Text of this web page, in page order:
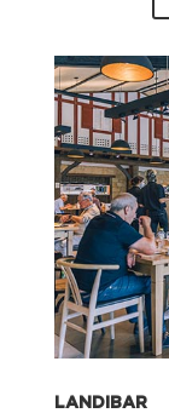
LANDIBAR